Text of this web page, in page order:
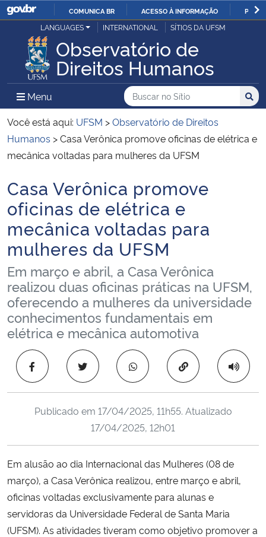
IR
PARA
CONTEÚDO
COMUNICA BR ACESSO À INFORMAÇÃO
Ministério da Justiça e Segurança Pública
Ministério da Defesa
Ministério das Relações Exteriores
Ministério da Economia
Ministério da Infraestrutura
Ministério da Agricultura, Pecuária e Abastecimento
Ministério da Educação
Ministério da Cidadania
Ministério da Saúde
Ministério de Minas e Energia
Ministério da Ciência, Tecnologia, Inovações e Comunicações
Ministério do Desenvolvimento Regional
Controladoria-Geral da União
Ministério da Mulher, da Família e dos Direitos Humanos
LANGUAGES INTERNATIONAL SÍTIOS DA UFSM
Observatório de
Direitos Humanos
Menu Menu Principal do Sítio
Busca
Buscar no no Sítio
Busca:
Você está aqui: UFSM >Observatório de Direitos
Humanos >Casa Verônica promove oficinas de elétrica e
mecânica voltadas para mulheres da UFSM
Início do conteúdo
Casa Verônica promove
oficinas de elétrica e
mecânica voltadas para
mulheres da UFSM
Em março e abril, a Casa Verônica
realizou duas oficinas práticas na UFSM,
oferecendo a mulheres da universidade
conhecimentos fundamentais em
elétrica e mecânica automotiva
Copiar para área
Publicado em 17/04/2025, 11h55. Atualizado
17/04/2025, 12h01
Em alusão ao dia Internacional das Mulheres (08 de
março), a Casa Verônica realizou, entre março e abril,
oficinas voltadas exclusivamente para alunas e
servidoras da Universidade Federal de Santa Maria
(UFSM). As atividades tiveram como objetivo promover a